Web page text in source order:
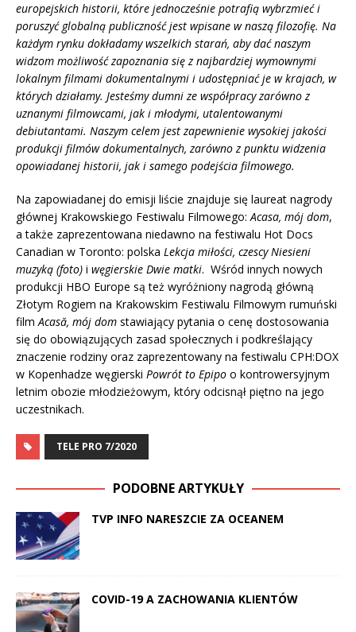
europejskich historii, które jednocześnie potrafią wybrzmieć i
poruszyć globalną publiczność jest wpisane w naszą filozofię. Na
każdym rynku dokładamy wszelkich starań, aby dać naszym
widzom możliwość zapoznania się z najbardziej wymownymi
lokalnym filmami dokumentalnymi i udostępniać je w krajach, w
których działamy. Jesteśmy dumni ze współpracy zarówno z
uznanymi filmowcami, jak i młodymi, utalentowanymi
debiutantami. Naszym celem jest zapewnienie wysokiej jakości
produkcji filmów dokumentalnych, zarówno z punktu widzenia
opowiadanej historii, jak i samego podejścia filmowego.
Na zapowiadanej do emisji liście znajduje się laureat nagrody
głównej Krakowskiego Festiwalu Filmowego:Acasa, mój dom,
a także zaprezentowana niedawno na festiwalu Hot Docs
Canadian w Toronto: polska Lekcja miłości, czescy Niesieni
muzyką (foto) i węgierskie Dwie matki. Wśród innych nowych
produkcji HBO Europe są też wyróżniony nagrodą główną
Złotym Rogiem na Krakowskim Festiwalu Filmowym rumuński
filmAcasă, mój dom stawiający pytania o cenę dostosowania
się do obowiązujących zasad społecznych i podkreślający
znaczenie rodziny oraz zaprezentowany na festiwalu CPH:DOX
w Kopenhadze węgierski Powrót to Epipo o kontrowersyjnym
letnim obozie młodzieżowym, który odcisnął piętno na jego
uczestnikach.
TELE PRO 7/2020
PODOBNE ARTYKUŁY
TVP INFO NARESZCIE ZA OCEANEM
COVID-19 A ZACHOWANIA KLIENTÓW